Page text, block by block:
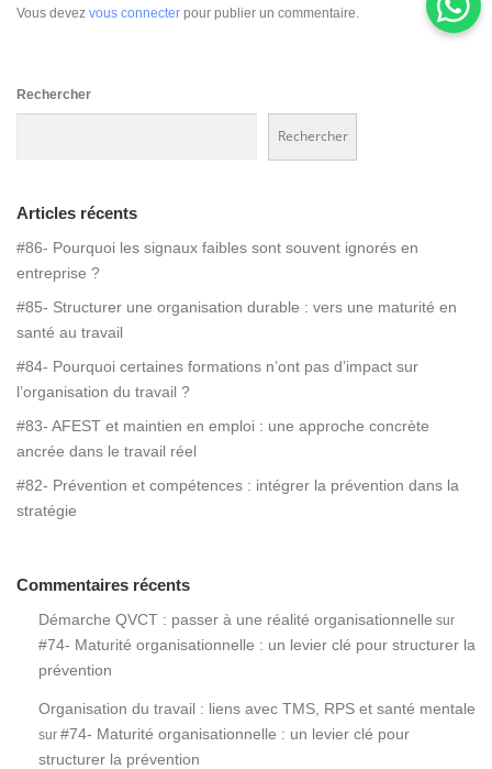
Vous devez vous connecter pour publier un commentaire.
Rechercher
Rechercher
Articles récents
#86- Pourquoi les signaux faibles sont souvent ignorés en
entreprise ?
#85- Structurer une organisation durable : vers une maturité en
santé au travail
#84- Pourquoi certaines formations n’ont pas d’impact sur
l’organisation du travail ?
#83- AFEST et maintien en emploi : une approche concrète
ancrée dans le travail réel
#82- Prévention et compétences : intégrer la prévention dans la
stratégie
Commentaires récents
Démarche QVCT : passer à une réalité organisationnelle sur
#74- Maturité organisationnelle : un levier clé pour structurer la
prévention
Organisation du travail : liens avec TMS, RPS et santé mentale
sur #74- Maturité organisationnelle : un levier clé pour
structurer la prévention